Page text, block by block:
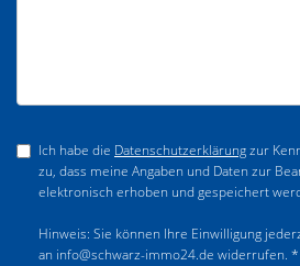
Ich habe die Datenschutzerklärungzur
zu, dass meine Angaben und Daten zur
elektronisch erhoben und gespeichert
Hinweis: Sie können Ihre Einwilligung
an info@schwarz-immo24.de widerrufen. *